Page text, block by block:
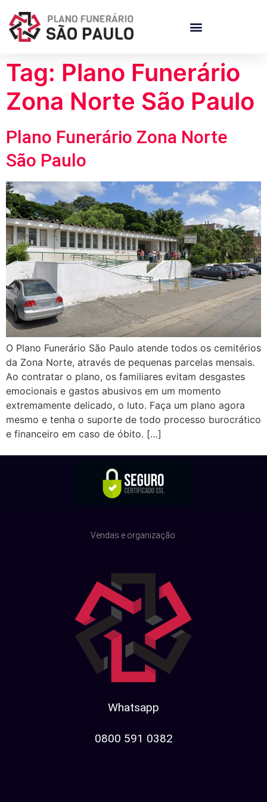
Tag: Plano Funerário
Zona Norte São Paulo
Plano Funerário Zona Norte
São Paulo
O Plano Funerário São Paulo atende todos os cemitérios
da Zona Norte, através de pequenas parcelas mensais.
Ao contratar o plano, os familiares evitam desgastes
emocionais e gastos abusivos em um momento
extremamente delicado, o luto. Faça um plano agora
mesmo e tenha o suporte de todo processo burocrático
e financeiro em caso de óbito. […]
Vendas e organização:
Whatsapp
0800 591 0382​